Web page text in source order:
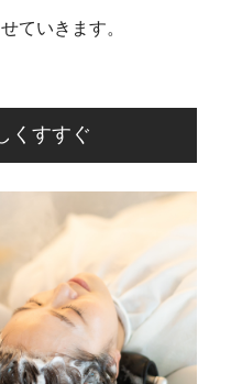
ていきます。
くすすぐ